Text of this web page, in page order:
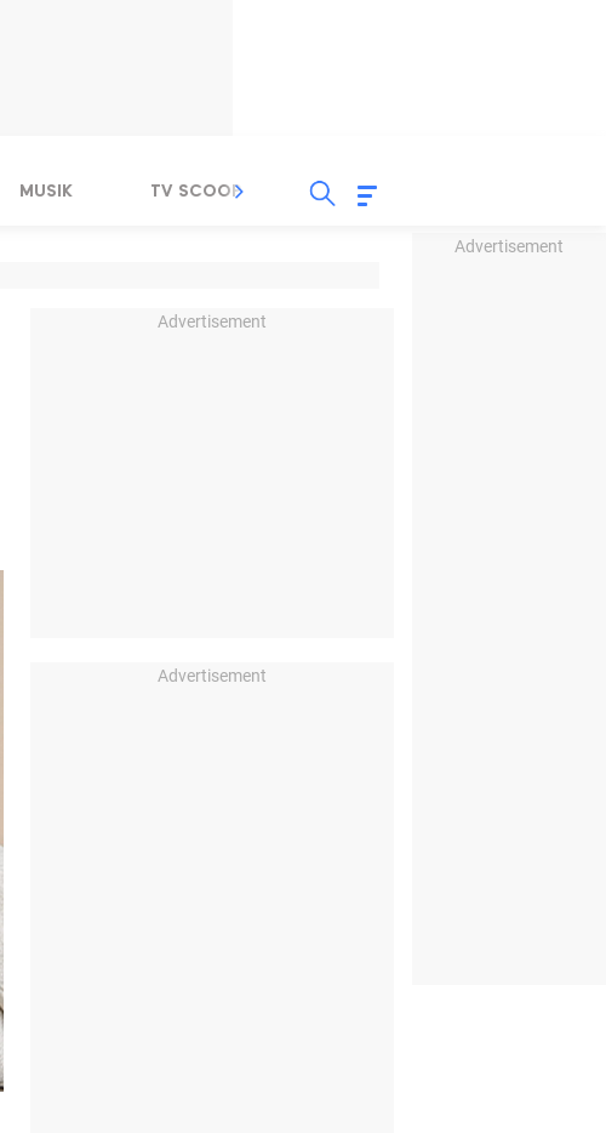
Advertisement
MUSIK TV SCOOP LIRIK
Advertisement
Advertisement